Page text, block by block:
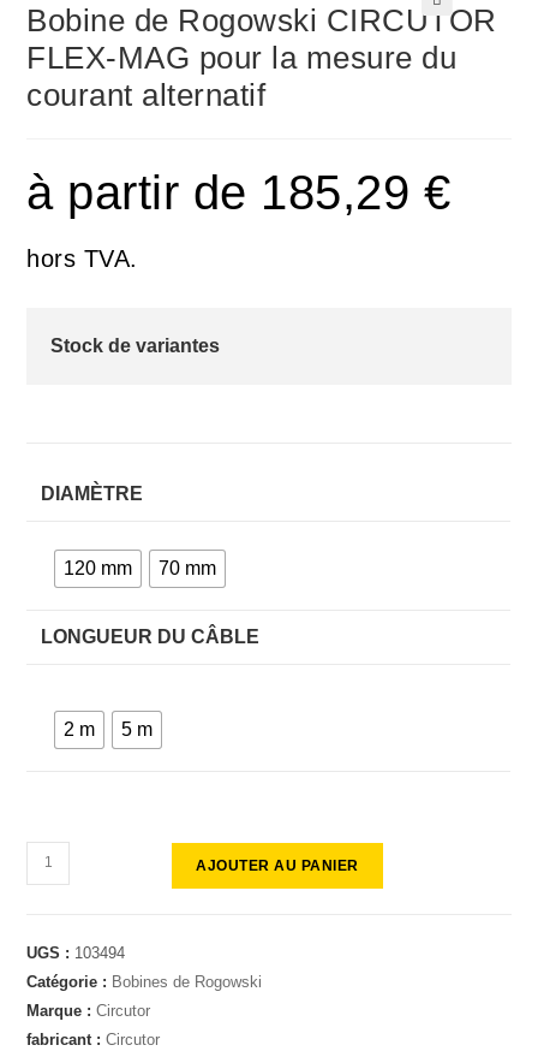
Bobine de Rogowski CIRCUTOR
FLEX-MAG pour la mesure du
courant alternatif
à partir de 185,29 €
hors TVA.
Stock de variantes
DIAMÈTRE
120 mm 70 mm
LONGUEUR DU CÂBLE
2 m 5 m
AJOUTER AU PANIER
UGS : 103494
Catégorie : Bobines de Rogowski
Marque :Circutor
fabricant :Circutor